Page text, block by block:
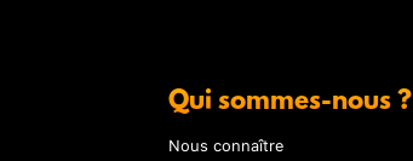
Qui sommes-nous ?
Nous connaître